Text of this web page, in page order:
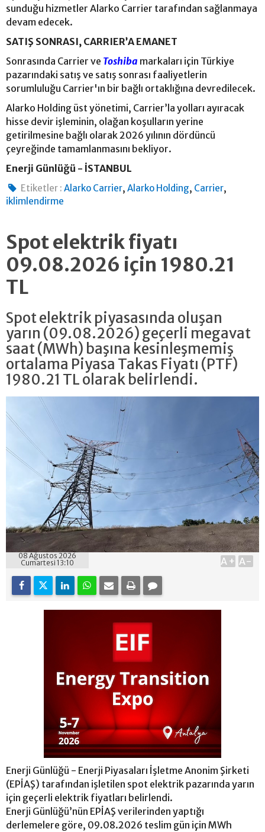
sunduğu hizmetler Alarko Carrier tarafından sağlanmaya
devam edecek.
SATIŞ SONRASI, CARRIER’A EMANET
Sonrasında Carrier ve Toshiba markaları için Türkiye
pazarındaki satış ve satış sonrası faaliyetlerin
sorumluluğu Carrier'ın bir bağlı ortaklığına devredilecek.
Alarko Holding üst yönetimi, Carrier’la yolları ayıracak
hisse devir işleminin, olağan koşulların yerine
getirilmesine bağlı olarak 2026 yılının dördüncü
çeyreğinde tamamlanmasını bekliyor.
Enerji Günlüğü - İSTANBUL
Etiketler : Alarko Carrier,Alarko Holding, Carrier,
iklimlendirme
Spot elektrik fiyatı
09.08.2026 için 1980.21
TL
Spot elektrik piyasasında oluşan
yarın (09.08.2026) geçerli megavat
saat (MWh) başına kesinleşmemiş
ortalama Piyasa Takas Fiyatı (PTF)
1980.21 TL olarak belirlendi.
08 Ağustos 2026
Cumartesi 13:10
A+ A-
Enerji Günlüğü - Enerji Piyasaları İşletme Anonim Şirketi
(EPİAŞ) tarafından işletilen spot elektrik pazarında yarın
için geçerli elektrik fiyatları belirlendi.
Enerji Günlüğü’nün EPİAŞ verilerinden yaptığı
derlemelere göre, 09.08.2026 teslim gün için MWh